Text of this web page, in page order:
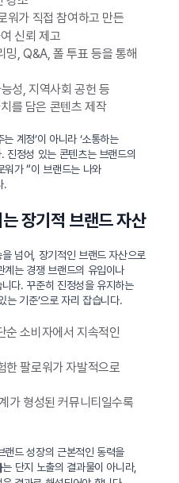
워가 직접 참여하고 만든
신뢰 제고
밍, Q&A, 폴 투표 등을 통해
성, 지역사회 공헌 등
를 담은 콘텐츠 제작
계정’이 아니라 ‘소통하는
진정성 있는 콘텐츠는 브랜드의
워가 “이 브랜드는 나와
.
장기적 브랜드 자산
넘어, 장기적인 브랜드 자산으로
계는 경쟁 브랜드의 유입이나
다. 꾸준히 진정성을 유지하는
는 기준’으로 자리 잡습니다.
순 소비자에서 지속적인
한 팔로워가 자발적으로
가 형성된 커뮤니티일수록
랜드 성장의 근본적인 동력을
는 단지 노출의 결과물이 아니라,